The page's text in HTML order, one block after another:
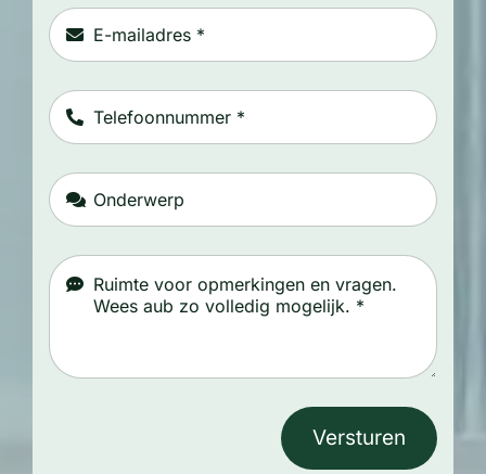
Versturen